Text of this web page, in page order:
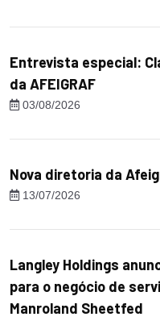
Entrevista especial:
da AFEIGRAF
03/08/2026
Nova diretoria da
13/07/2026
Langley Holdings
para o negócio de
Manroland Sheetfed